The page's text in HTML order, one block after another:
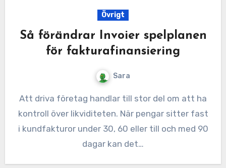
Övrigt
Så förändrar Invoier spelplanen
för fakturafinansiering
Sara
Att driva företag handlar till stor del om att ha
kontroll över likviditeten. När pengar sitter fast
i kundfakturor under 30, 60 eller till och med 90
dagar kan det…